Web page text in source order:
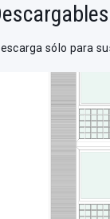
sólo para